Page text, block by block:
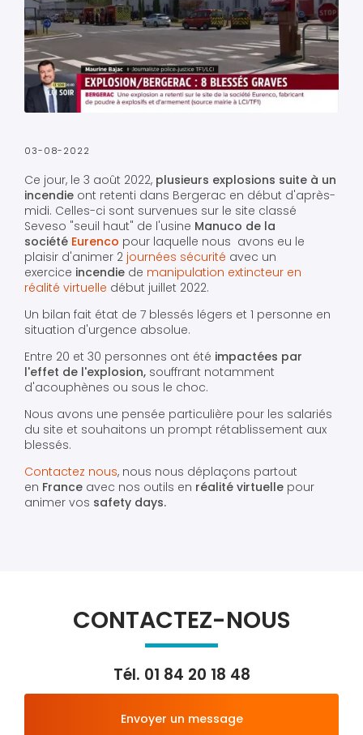
03-08-2022
Ce jour, le 3 août 2022, plusieurs explosions suite à un
incendie ont retenti dans Bergerac en début d'après-
midi. Celles-ci sont survenues sur le site classé
Seveso "seuil haut" de l'usine Manuco de la
société Eurenco pour laquelle nous avons eu le
plaisir d'animer 2 journées sécurité avec un
exercice incendie de manipulation extincteur en
réalité virtuelle début juillet 2022.
Un bilan fait état de 7 blessés légers et 1 personne en
situation d'urgence absolue.
Entre 20 et 30 personnes ont été impactées par
l'effet de l'explosion, souffrant notamment
d'acouphènes ou sous le choc.
Nous avons une pensée particulière pour les salariés
du site et souhaitons un prompt rétablissement aux
blessés.
Contactez nous, nous nous déplaçons partout
en France avec nos outils en réalité virtuelle pour
animer vos safety days.
CONTACTEZ-NOUS
Tél. 01 84 20 18 48
Envoyer un message